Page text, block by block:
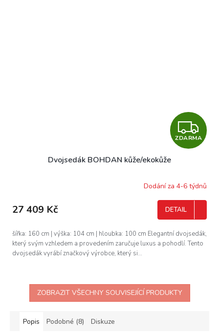
Z
D
R
A
ZDARMA
Dvojsedák BOHDAN kůže/ekokůže
Dodání za 4-6 týdnů
27 409 Kč DETAIL
šířka: 160 cm | výška: 104 cm | hloubka: 100 cm Elegantní dvojsedák,
který svým vzhledem a provedením zaručuje luxus a pohodlí. Tento
dvojsedák vyrábí značkový výrobce, který si...
ZOBRAZIT VŠECHNY SOUVISEJÍCÍ PRODUKTY
Popis Podobné (8) Diskuze